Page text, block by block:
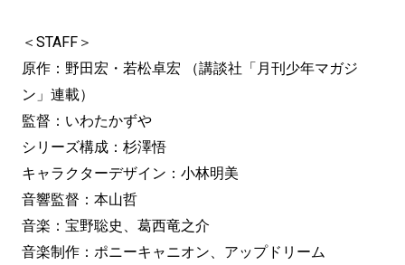
＜STAFF＞
原作：野田宏・若松卓宏 （講談社「月刊少年マガジ
ン」連載）
監督：いわたかずや
シリーズ構成：杉澤悟
キャラクターデザイン：小林明美
音響監督：本山哲
音楽：宝野聡史、葛西竜之介
音楽制作：ポニーキャニオン、アップドリーム